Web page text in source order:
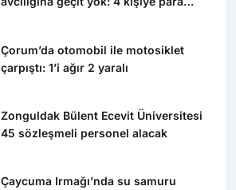
Çorum’da otomobil ile motosiklet
çarpıştı: 1’i ağır 2 yaralı
Zonguldak Bülent Ecevit Üniversitesi
45 sözleşmeli personel alacak
Çaycuma Irmağı’nda su samuru